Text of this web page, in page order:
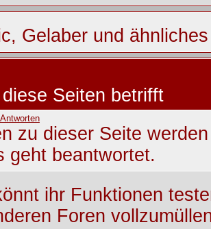
Gelaber und ähnliches
Seiten betrifft
zu dieser Seite
geht beantwortet.
ihr Funktionen
Foren